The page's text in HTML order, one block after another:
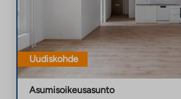
Uudiskohde
Asumisoikeusasunto